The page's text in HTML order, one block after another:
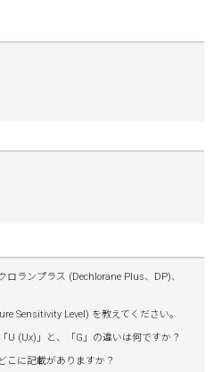
ロランプラス (Dechlorane Plus、DP)、
Sensitivity Level) を教えてください。
(Ux)」と、「G」の違いは何ですか？
こに記載がありますか？